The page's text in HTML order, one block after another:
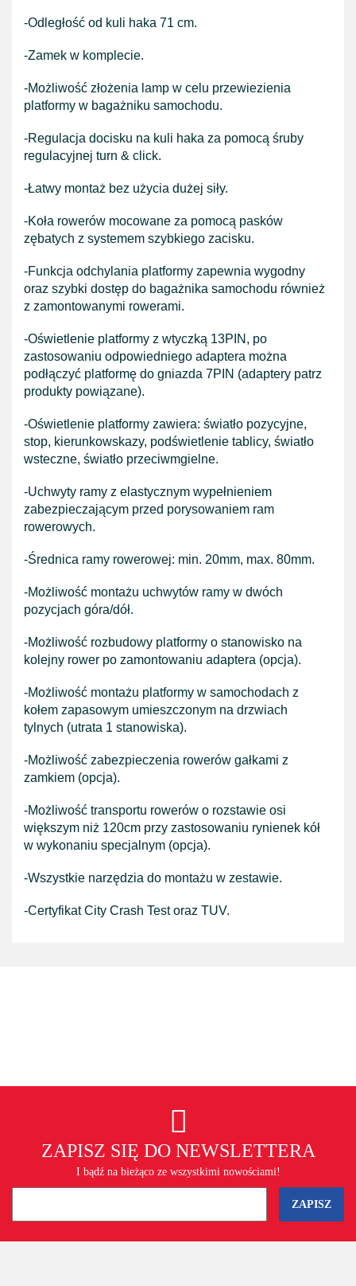
-Odległość od kuli haka 71 cm.
-Zamek w komplecie.
-Możliwość złożenia lamp w celu przewiezienia
platformy w bagażniku samochodu.
-Regulacja docisku na kuli haka za pomocą śruby
regulacyjnej turn & click.
-Łatwy montaż bez użycia dużej siły.
-Koła rowerów mocowane za pomocą pasków
zębatych z systemem szybkiego zacisku.
-Funkcja odchylania platformy zapewnia wygodny
oraz szybki dostęp do bagażnika samochodu również
z zamontowanymi rowerami.
-Oświetlenie platformy z wtyczką 13PIN, po
zastosowaniu odpowiedniego adaptera można
podłączyć platformę do gniazda 7PIN (adaptery patrz
produkty powiązane).
-Oświetlenie platformy zawiera: światło pozycyjne,
stop, kierunkowskazy, podświetlenie tablicy, światło
wsteczne, światło przeciwmgielne.
-Uchwyty ramy z elastycznym wypełnieniem
zabezpieczającym przed porysowaniem ram
rowerowych.
-Średnica ramy rowerowej: min. 20mm, max. 80mm.
-Możliwość montażu uchwytów ramy w dwóch
pozycjach góra/dół.
-Możliwość rozbudowy platformy o stanowisko na
kolejny rower po zamontowaniu adaptera (opcja).
-Możliwość montażu platformy w samochodach z
kołem zapasowym umieszczonym na drzwiach
tylnych (utrata 1 stanowiska).
-Możliwość zabezpieczenia rowerów gałkami z
zamkiem (opcja).
-Możliwość transportu rowerów o rozstawie osi
większym niż 120cm przy zastosowaniu rynienek kół
w wykonaniu specjalnym (opcja).
-Wszystkie narzędzia do montażu w zestawie.
-Certyfikat City Crash Test oraz TUV.
ZAPISZ SIĘ DO NEWSLETTERA
I bądź na bieżąco ze wszystkimi nowościami!